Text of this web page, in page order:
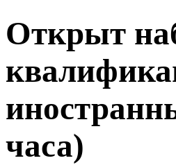
Открыт
часа)